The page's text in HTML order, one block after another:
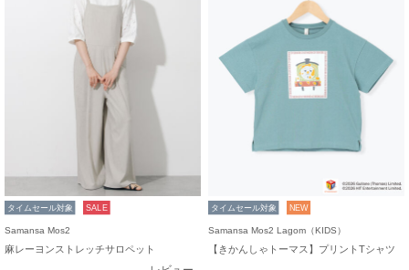
タイムセール対象 SALE
Samansa Mos2
麻レーヨンストレッチサロペット
タイムセール対象 NEW
Samansa Mos2 Lagom（KIDS）
【きかんしゃトーマス】プリントTシャツ